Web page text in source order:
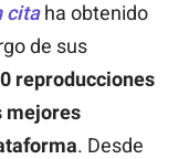
cita ha obtenido
de sus
reproducciones
mejores
. Desde